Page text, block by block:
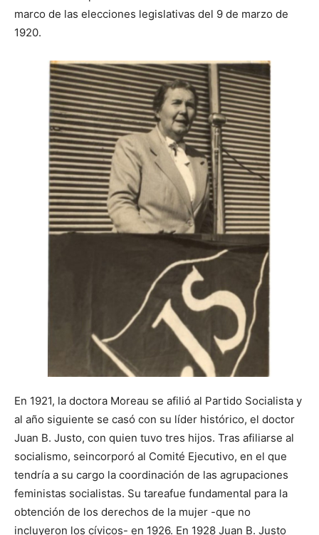
marco de las elecciones legislativas del 9 de marzo de
1920.
En 1921, la doctora Moreau se afilió al Partido Socialista y
al año siguiente se casó con su líder histórico, el doctor
Juan B. Justo, con quien tuvo tres hijos. Tras afiliarse al
socialismo, seincorporó al Comité Ejecutivo, en el que
tendría a su cargo la coordinación de las agrupaciones
feministas socialistas. Su tareafue fundamental para la
obtención de los derechos de la mujer -que no
incluyeron los cívicos- en 1926. En 1928 Juan B. Justo